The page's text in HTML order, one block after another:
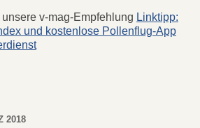
v-mag-Empfehlung Linktipp:
und kostenlose Pollenflug-App
2018